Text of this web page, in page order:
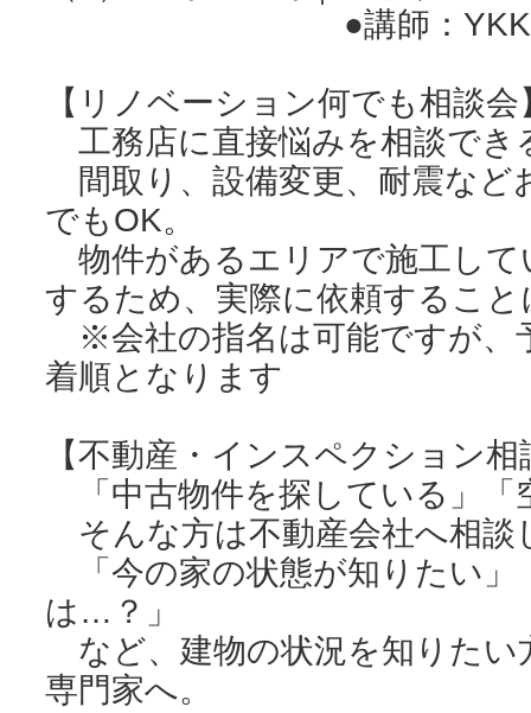
●講師：YKK AP
【リノベーション何でも相談
工務店に直接悩みを相談でき
間取り、設備変更、耐震など
でもOK。
物件があるエリアで施工して
するため、実際に依頼するこ
※会社の指名は可能ですが、
着順となります
【不動産・インスペクション
「中古物件を探している」「
そんな方は不動産会社へ相談
「今の家の状態が知りたい」
は…？」
など、建物の状況を知りたい
専門家へ。